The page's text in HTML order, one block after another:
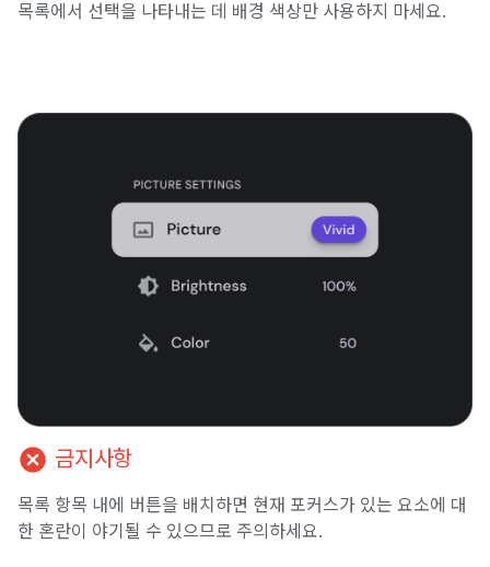
목록에서 선택을 나타내는 데 배경 색상만 사용하지 마세요.
cancel 금지사항
목록 항목 내에 버튼을 배치하면 현재 포커스가 있는 요소에 대
한 혼란이 야기될 수 있으므로 주의하세요.